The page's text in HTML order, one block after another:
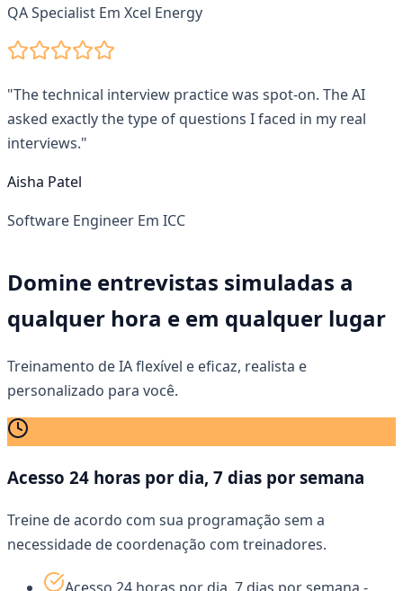
QA Specialist Em Xcel Energy
"The technical interview practice was spot-on. The AI
asked exactly the type of questions I faced in my real
interviews."
Aisha Patel
Software Engineer Em ICC
Domine entrevistas simuladas a
qualquer hora e em qualquer lugar
Treinamento de IA flexível e eficaz, realista e
personalizado para você.
Acesso 24 horas por dia, 7 dias por semana
Treine de acordo com sua programação sem a
necessidade de coordenação com treinadores.